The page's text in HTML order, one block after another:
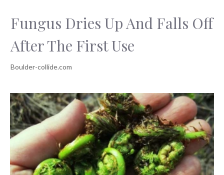
Fungus Dries Up And Falls Off
After The First Use